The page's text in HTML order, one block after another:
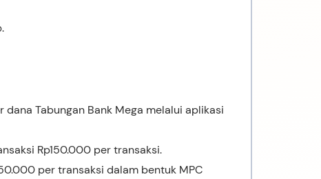
Tabungan Bank Mega melalui aplikasi
Rp150.000 per transaksi.
per transaksi dalam bentuk MPC